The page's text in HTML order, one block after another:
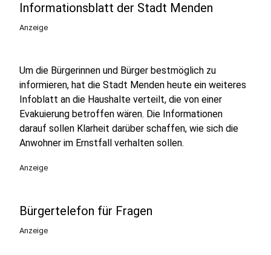
Informationsblatt der Stadt Menden
Anzeige
Um die Bürgerinnen und Bürger bestmöglich zu
informieren, hat die Stadt Menden heute ein weiteres
Infoblatt an die Haushalte verteilt, die von einer
Evakuierung betroffen wären. Die Informationen
darauf sollen Klarheit darüber schaffen, wie sich die
Anwohner im Ernstfall verhalten sollen.
Anzeige
Bürgertelefon für Fragen
Anzeige